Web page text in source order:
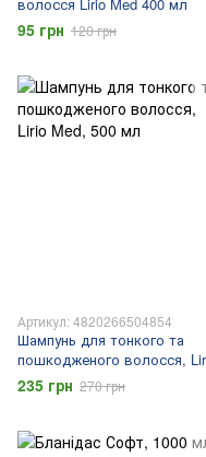
95 грн 120 грн
Артикул: 4820266504854
Шампунь для тонкого та
пошкодженого волосся,
Med, 500 мл
235 грн 270 грн